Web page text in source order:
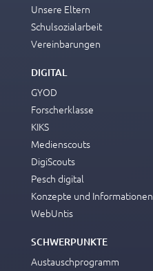
Unsere Eltern
Schulsozialarbeit
Vereinbarungen
DIGITAL
GYOD
Forscherklasse
KIKS
Medienscouts
DigiScouts
Pesch digital
Konzepte und Informationen
WebUntis
SCHWERPUNKTE
Austauschprogramm